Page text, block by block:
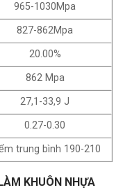
965-1030Mpa
827-862Mpa
20.00%
862 Mpa
27,1-33,9 J
0.27-0.30
trung bình 190-210
KHUÔN NHỰA